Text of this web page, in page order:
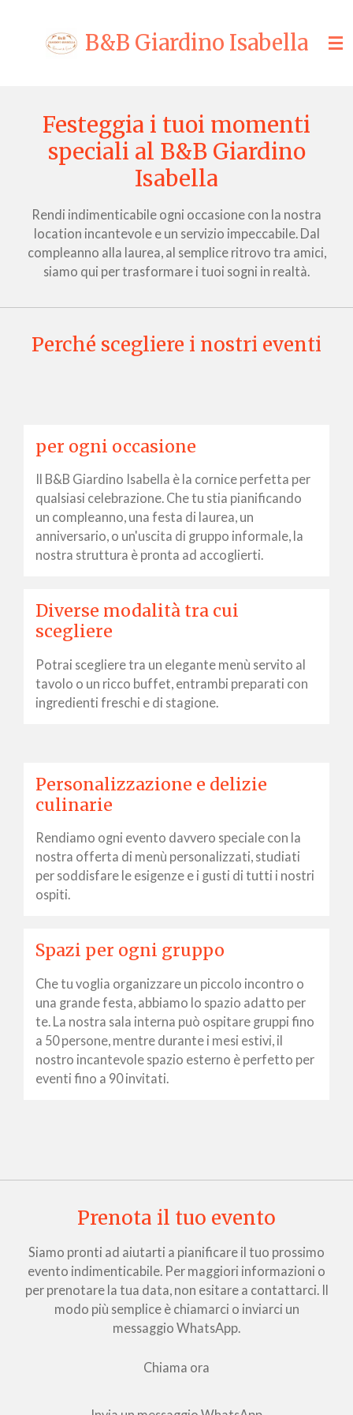
contenuto
B&B Giardino Isabella
Festeggia i tuoi momenti
speciali al B&B Giardino
Isabella
Rendi indimenticabile ogni occasione con la nostra
location incantevole e un servizio impeccabile. Dal
compleanno alla laurea, al semplice ritrovo tra amici,
siamo qui per trasformare i tuoi sogni in realtà.
Perché scegliere i nostri eventi
per ogni occasione
Il B&B Giardino Isabella è la cornice perfetta per
qualsiasi celebrazione. Che tu stia pianificando
un compleanno, una festa di laurea, un
anniversario, o un'uscita di gruppo informale, la
nostra struttura è pronta ad accoglierti.
Diverse modalità tra cui
scegliere
Potrai scegliere tra un elegante menù servito al
tavolo o un ricco buffet, entrambi preparati con
ingredienti freschi e di stagione.
Personalizzazione e delizie
culinarie
Rendiamo ogni evento davvero speciale con la
nostra offerta di menù personalizzati, studiati
per soddisfare le esigenze e i gusti di tutti i nostri
ospiti.
Spazi per ogni gruppo
Che tu voglia organizzare un piccolo incontro o
una grande festa, abbiamo lo spazio adatto per
te. La nostra sala interna può ospitare gruppi fino
a 50 persone, mentre durante i mesi estivi, il
nostro incantevole spazio esterno è perfetto per
eventi fino a 90 invitati.
Prenota il tuo evento
Siamo pronti ad aiutarti a pianificare il tuo prossimo
evento indimenticabile. Per maggiori informazioni o
per prenotare la tua data, non esitare a contattarci. Il
modo più semplice è chiamarci o inviarci un
messaggio WhatsApp.
Chiama ora